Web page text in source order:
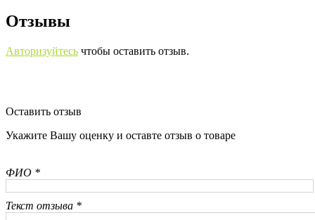
Отзывы
Авторизуйтесь чтобы оставить отзыв.
Оставить отзыв
Укажите Вашу оценку и оставте отзыв о товаре
ФИО *
Текст отзыва *